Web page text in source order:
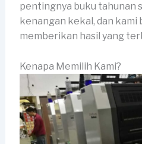
pentingnya buku tahunan
kenangan kekal, dan
memberikan hasil yang
Kenapa Memilih Kami?